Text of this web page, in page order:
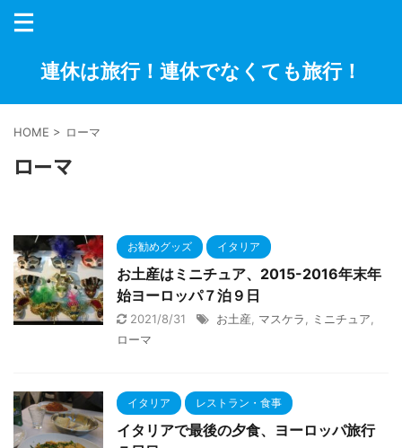
連休は旅行！連休でなくても旅行！
HOME > ローマ
ローマ
お勧めグッズ イタリア
お土産はミニチュア、2015-2016年末年
始ヨーロッパ７泊９日
2021/8/31 お土産 マスケラ ミニチュア
ローマ
イタリア レストラン・食事
イタリアで最後の夕食、ヨーロッパ旅行